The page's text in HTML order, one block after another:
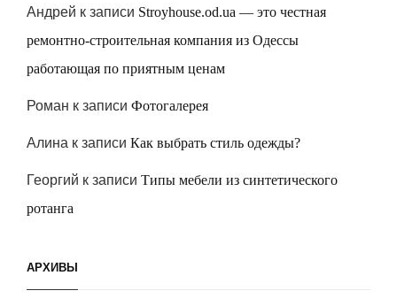
Андрей к записи Stroyhouse.od.ua — это честная
ремонтно-строительная компания из Одессы
работающая по приятным ценам
Роман к записи Фотогалерея
Алина к записи Как выбрать стиль одежды?
Георгий к записи Типы мебели из синтетического
ротанга
АРХИВЫ